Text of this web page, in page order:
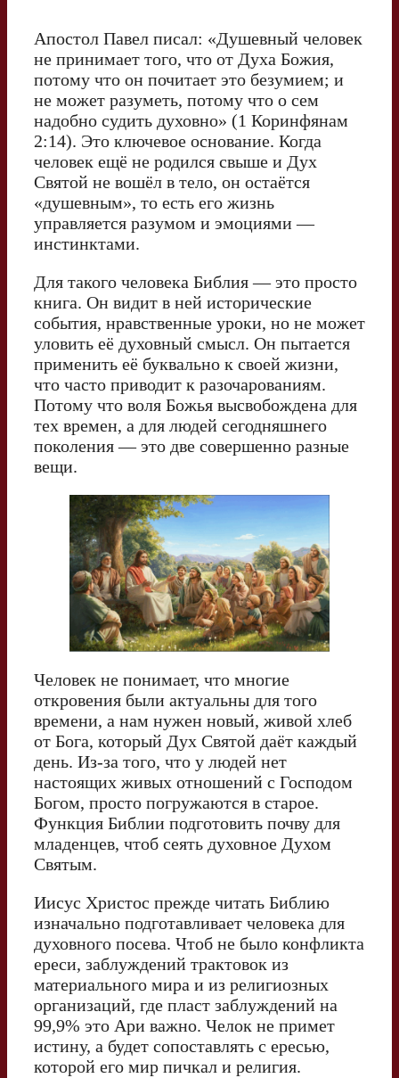
Апостол Павел писал: «Душевный человек
не принимает того, что от Духа Божия,
потому что он почитает это безумием; и
не может разуметь, потому что о сем
надобно судить духовно» (1 Коринфянам
2:14). Это ключевое основание. Когда
человек ещё не родился свыше и Дух
Святой не вошёл в тело, он остаётся
«душевным», то есть его жизнь
управляется разумом и эмоциями —
инстинктами.
Для такого человека Библия — это просто
книга. Он видит в ней исторические
события, нравственные уроки, но не может
уловить её духовный смысл. Он пытается
применить её буквально к своей жизни,
что часто приводит к разочарованиям.
Потому что воля Божья высвобождена для
тех времен, а для людей сегодняшнего
поколения — это две совершенно разные
вещи.
Человек не понимает, что многие
откровения были актуальны для того
времени, а нам нужен новый, живой хлеб
от Бога, который Дух Святой даёт каждый
день. Из-за того, что у людей нет
настоящих живых отношений с Господом
Богом, просто погружаются в старое.
Функция Библии подготовить почву для
младенцев, чтоб сеять духовное Духом
Святым.
Иисус Христос прежде читать Библию
изначально подготавливает человека для
духовного посева. Чтоб не было конфликта
ереси, заблуждений трактовок из
материального мира и из религиозных
организаций, где пласт заблуждений на
99,9% это Ари важно. Челок не примет
истину, а будет сопоставлять с ересью,
которой его мир пичкал и религия.